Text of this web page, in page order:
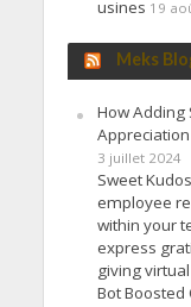
usines 19
Meks
How Adding
Appreciation
3 juillet 2024
Sweet
employee
within your
express
giving
Bot